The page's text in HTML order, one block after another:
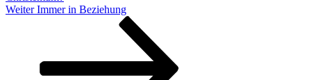
Nächster
Weiter Immer in Beziehung